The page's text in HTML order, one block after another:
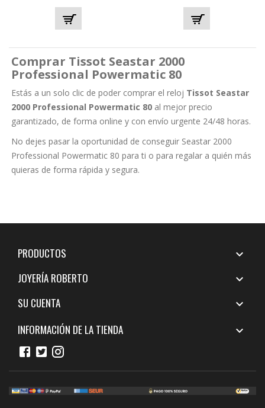
Comprar Tissot Seastar 2000
Professional Powermatic 80
Estás a un solo clic de poder comprar el reloj Tissot Seastar
2000 Professional Powermatic 80 al mejor precio
garantizado, de forma online y con envío urgente 24/48 horas.
No dejes pasar la oportunidad de conseguir Seastar 2000
Professional Powermatic 80 para ti o para regalar a quién más
quieras de forma rápida y segura.
PRODUCTOS 
JOYERÍA ROBERTO 
SU CUENTA 
INFORMACIÓN DE LA TIENDA 